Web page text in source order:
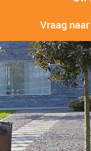
Vraag